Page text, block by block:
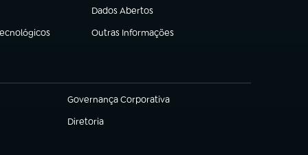
Dados Abertos
(abre em nova aba)
Outras Informações
(abre em nova aba)
Governança Corporativa
(abre em nova aba)
Diretoria
(abre em nova aba)